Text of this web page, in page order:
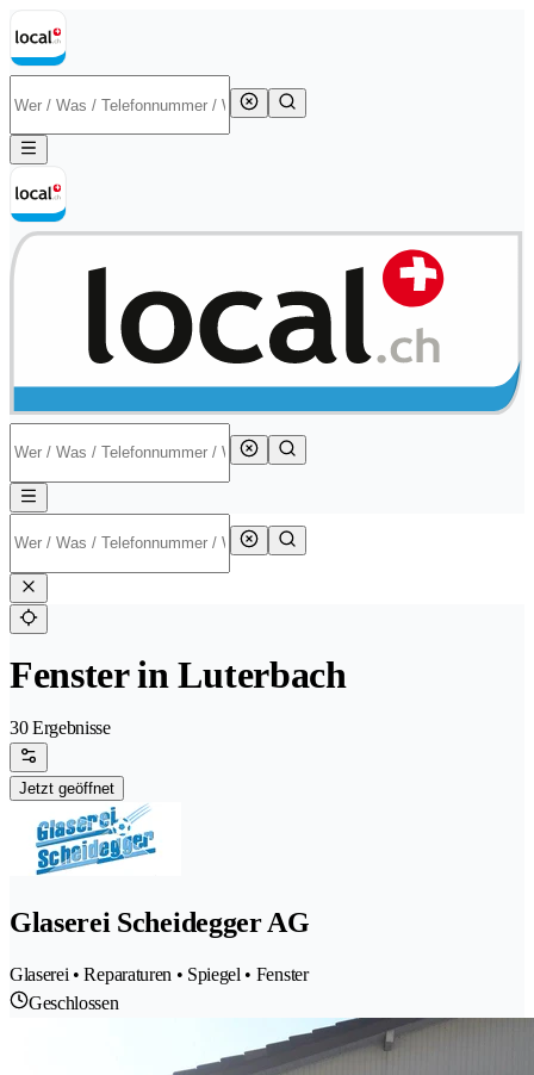
Fenster in Luterbach
30 Ergebnisse
Jetzt geöffnet
Glaserei Scheidegger AG
Glaserei • Reparaturen • Spiegel • Fenster
Geschlossen